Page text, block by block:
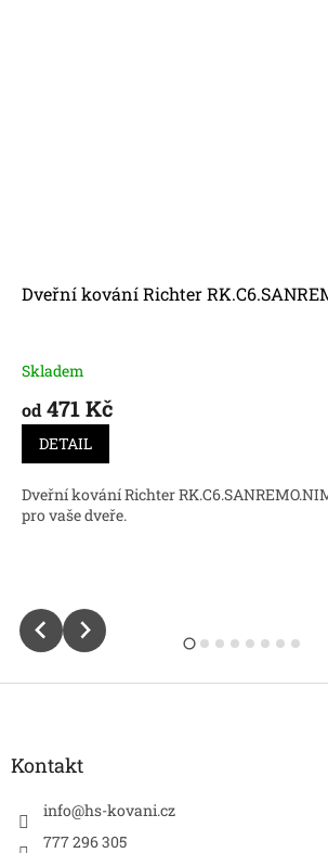
Dveřní kování Richter
Skladem
od 471 Kč
DETAIL
Dveřní kování Richter
pro vaše dveře.
Z
Kontakt
info@hs-kovani.cz
777 296 305